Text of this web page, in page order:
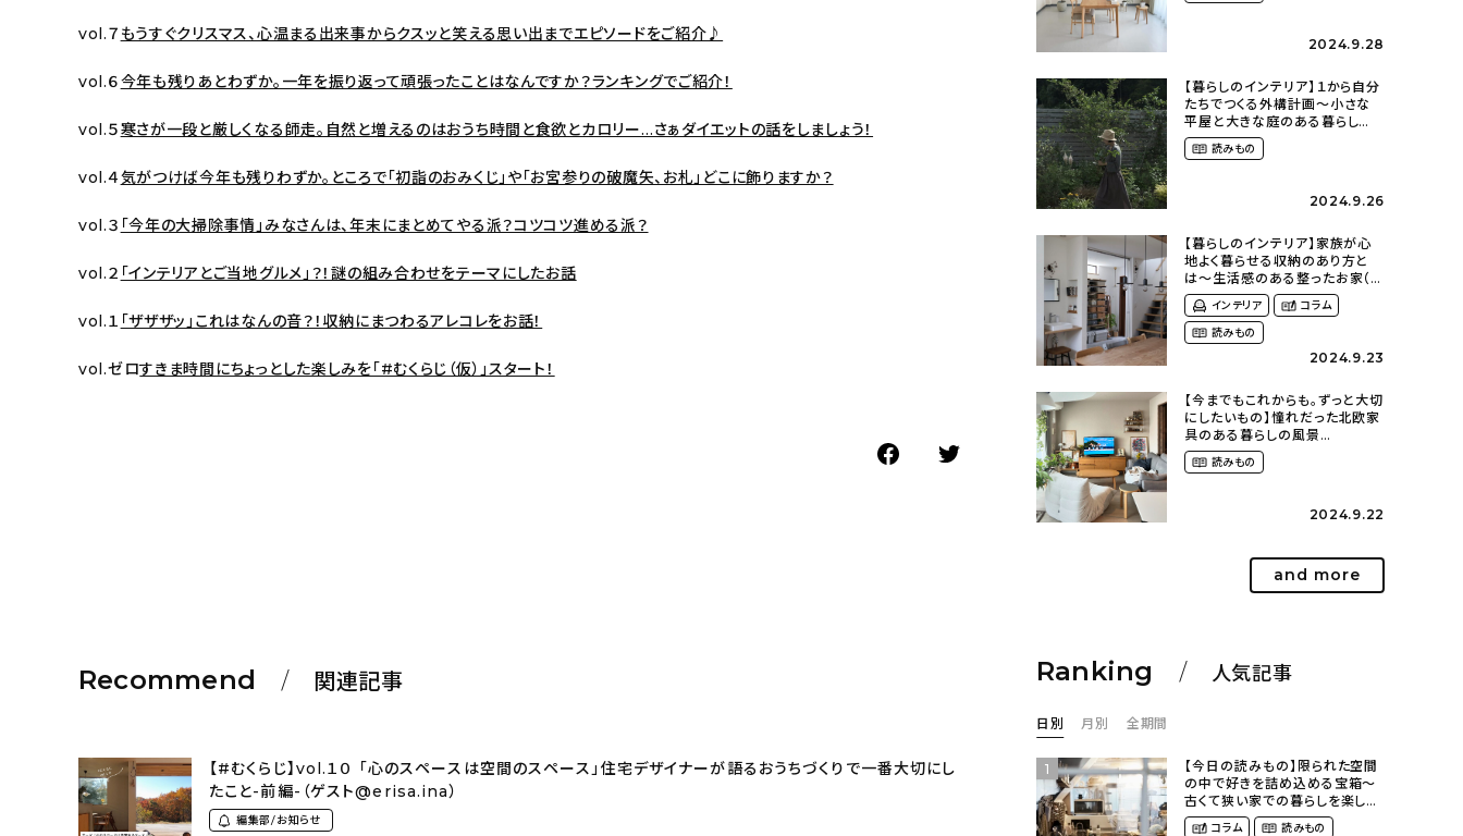
vol.７ もうすぐクリスマス、心温まる出来事からクスッと笑える思い出までエピソードをご紹介♪
vol.６今年も残りあとわずか。一年を振り返って頑張ったことはなんですか？ランキングでご紹介！
vol.５寒さが一段と厳しくなる師走。自然と増えるのはおうち時間と食欲とカロリー…さぁダイエットの話をしましょう！
vol.４気がつけば今年も残りわずか。ところで「初詣のおみくじ」や「お宮参りの破魔矢、お札」どこに飾りますか？
vol.３ 「今年の大掃除事情」みなさんは、年末にまとめてやる派？コツコツ進める派？
vol.２ 「インテリアとご当地グルメ」？！謎の組み合わせをテーマにしたお話
vol.１ 「ザザザッ」これはなんの音？！収納にまつわるアレコレをお話！
vol.ゼロすきま時間にちょっとした楽しみを「#むくらじ（仮）」スタート！
Recommend 関連記事
【#むくらじ】vol.１０ 「心のスペースは空間のスペース」住宅デザイナーが語るおうちづくりで一番大切にし
たこと-前編-（ゲスト@erisa.ina）
編集部/お知らせ
2024.9.28
【暮らしのインテリア】１から自分
たちでつくる外構計画〜小さな
平屋と大きな庭のある暮らし
（tsumikiniwaさん）
読みもの
2024.9.26
【暮らしのインテリア】家族が心
地よく暮らせる収納のあり方と
は〜生活感のある整ったお家（
kaya___ieさん）
インテリア
コラム
読みもの
2024.9.23
【今までもこれからも。ずっと大切
にしたいもの】憧れだった北欧家
具のある暮らしの風景
（m._.k_homeさん）
読みもの
2024.9.22
and more
Ranking 人気記事
日別 月別 全期間
1
【今日の読みもの】限られた空間
の中で好きを詰め込める宝箱〜
古くて狭い家での暮らしを楽しむ
（2nyan_and_lifestylesさん）
コラム 読みもの